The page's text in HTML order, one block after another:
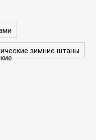
зимние штаны